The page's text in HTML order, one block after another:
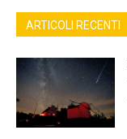
ARTICOLI RECENTI